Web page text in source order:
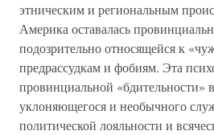
этническим и региональным
Америка оставалась
подозрительно относящейся к
предрассудкам и фобиям. Эта
провинциальной «бдительности»
уклоняющегося и необычного
политической лояльности и